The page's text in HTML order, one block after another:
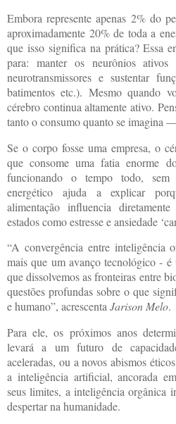
Embora represente apenas 2% do
aproximadamente 20% de toda a
que isso significa na prática? Essa
para: manter os neurônios ativos
neurotransmissores e sustentar
batimentos etc.). Mesmo quando
cérebro continua altamente ativo.
tanto o consumo quanto se imagina
Se o corpo fosse uma empresa, o
que consome uma fatia enorme
funcionando o tempo todo, sem
energético ajuda a explicar
alimentação influencia
estados como estresse e ansiedade
“A convergência entre inteligência
mais que um avanço tecnológico -
que dissolvemos as fronteiras entre
questões profundas sobre o que
e humano”, acrescentaJarison Melo.
Para ele, os próximos anos
levará a um futuro de
aceleradas, ou a novos abismos
a inteligência artificial, ancorada
seus limites, a inteligência orgânica
despertar na humanidade.